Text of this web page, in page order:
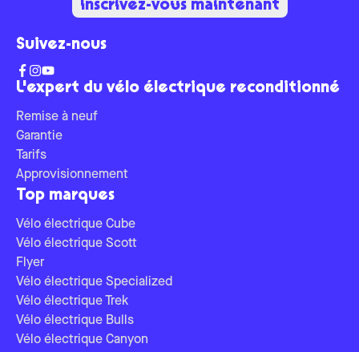
L'expert du vélo électrique reconditionné
Remise à neuf
Garantie
Tarifs
Approvisionnement
Top marques
Vélo électrique Cube
Vélo électrique Scott
Flyer
Vélo électrique Specialized
Vélo électrique Trek
Vélo électrique Bulls
Vélo électrique Canyon
Inscrivez-vous maintenant
Suivez-nous